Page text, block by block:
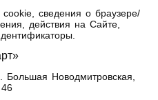
сведения о браузере/
действия на Сайте,
Новодмитровская,